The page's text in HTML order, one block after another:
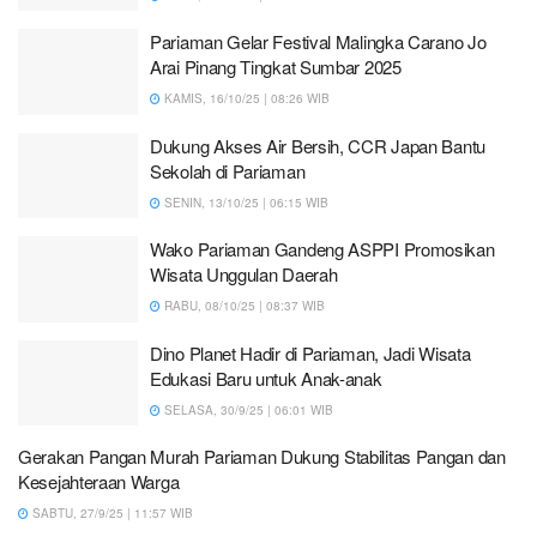
Pariaman Gelar Festival Malingka Carano Jo
Arai Pinang Tingkat Sumbar 2025
KAMIS, 16/10/25 | 08:26 WIB
Dukung Akses Air Bersih, CCR Japan Bantu
Sekolah di Pariaman
SENIN, 13/10/25 | 06:15 WIB
Wako Pariaman Gandeng ASPPI Promosikan
Wisata Unggulan Daerah
RABU, 08/10/25 | 08:37 WIB
Dino Planet Hadir di Pariaman, Jadi Wisata
Edukasi Baru untuk Anak-anak
SELASA, 30/9/25 | 06:01 WIB
Gerakan Pangan Murah Pariaman Dukung Stabilitas Pangan dan
Kesejahteraan Warga
SABTU, 27/9/25 | 11:57 WIB